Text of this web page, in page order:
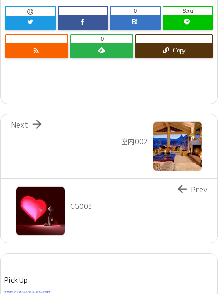
 !
B!
0 Send

- 0
Copy
-
室内002

Next
CG003
 Prev
Pick Up
妻が嫌すぎて壊れていった、ある夫の現実